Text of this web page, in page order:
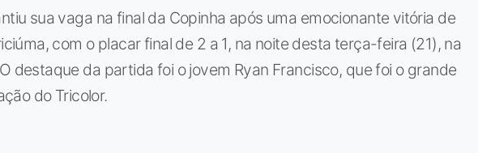
sua vaga na final da Copinha após uma emocionante vitória de
com o placar final de 2 a 1, na noite desta terça-feira (21), na
destaque da partida foi o jovem Ryan Francisco, que foi o grande
do Tricolor.